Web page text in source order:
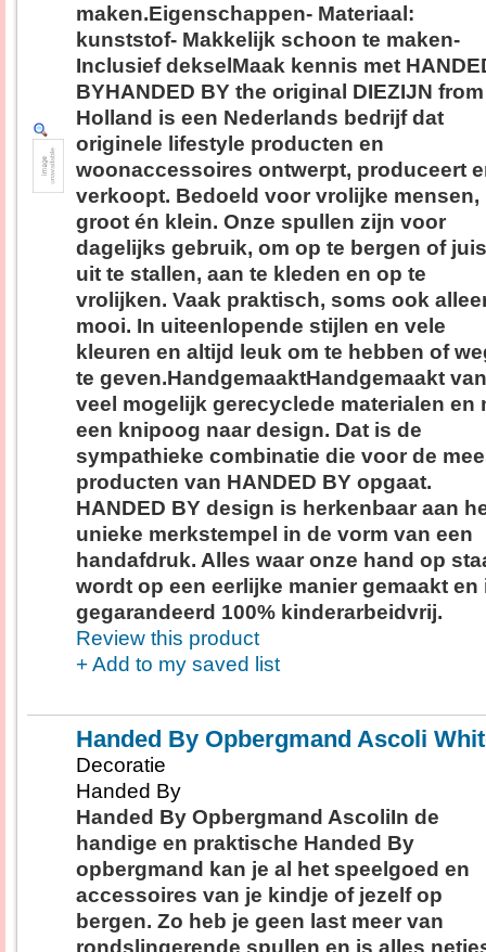
maken.Eigenschappen- Materiaal:
kunststof- Makkelijk schoon te maken-
Inclusief dekselMaak kennis met
BYHANDED BY the original DIEZIJN from
Holland is een Nederlands bedrijf dat
originele lifestyle producten en
woonaccessoires ontwerpt, produceert
verkoopt. Bedoeld voor vrolijke mensen,
groot én klein. Onze spullen zijn voor
dagelijks gebruik, om op te bergen of
uit te stallen, aan te kleden en op te
vrolijken. Vaak praktisch, soms ook
mooi. In uiteenlopende stijlen en vele
kleuren en altijd leuk om te hebben of
te geven.HandgemaaktHandgemaakt
veel mogelijk gerecyclede materialen en
een knipoog naar design. Dat is de
sympathieke combinatie die voor de
producten van HANDED BY opgaat.
HANDED BY design is herkenbaar aan
unieke merkstempel in de vorm van een
handafdruk. Alles waar onze hand op
wordt op een eerlijke manier gemaakt en
gegarandeerd 100% kinderarbeidvrij.
Review this product
+ Add to my saved list
Handed By Opbergmand Ascoli
Decoratie
Handed By
Handed By Opbergmand AscoliIn de
handige en praktische Handed By
opbergmand kan je al het speelgoed en
accessoires van je kindje of jezelf op
bergen. Zo heb je geen last meer van
rondslingerende spullen en is alles